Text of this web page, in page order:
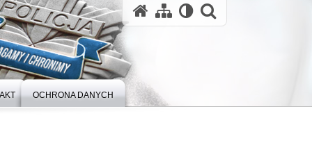
OCHRONA DANYCH